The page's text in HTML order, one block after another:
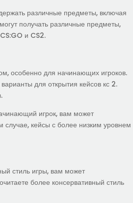
различные предметы, включая
получать различные предметы,
и CS2.
особенно для начинающих игроков.
для открытия кейсов кс 2.
игрок, вам может
кейсы с более низким уровнем
стиль игры, вам может
более консервативный стиль